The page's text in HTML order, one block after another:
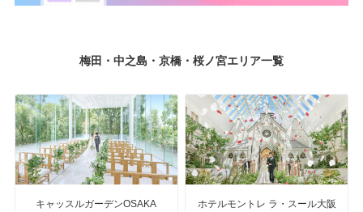
梅田・中之島・京橋・桜ノ宮エリア一覧
キャッスルガーデンOSAKA ホテルモントレ ラ・スール大阪